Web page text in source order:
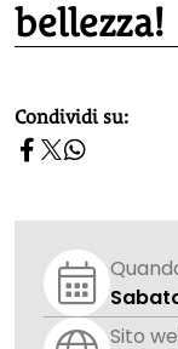
bellezza!
homepage
Condividi su:
Sito